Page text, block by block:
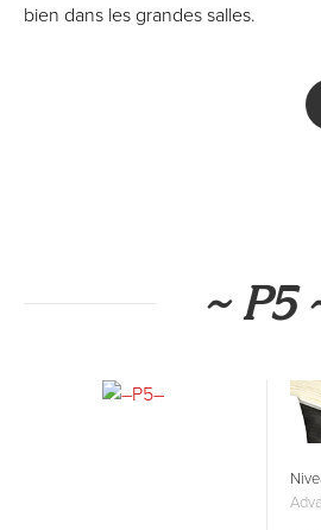
bien dans les grandes salles.
~ P5